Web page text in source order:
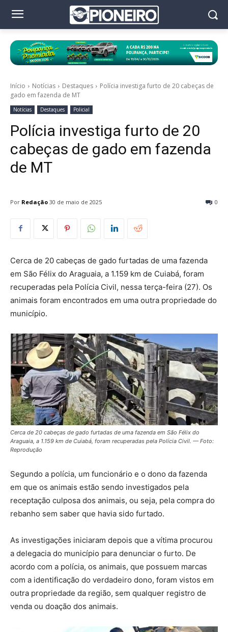
Início Notícias Destaques
Polícia investiga furto de 20 cabeças de
gado em fazenda de MT
Notícias Destaques Policial
Polícia investiga furto de 20
cabeças de gado em fazenda
de MT
Por Redação 0
30 de maio de 2025
Cerca de 20 cabeças de gado furtadas de uma fazenda
em São Félix do Araguaia, a 1.159 km de Cuiabá, foram
recuperadas pela Polícia Civil, nessa terça-feira (27). Os
animais foram encontrados em uma outra propriedade do
município.
Cerca de 20 cabeças de gado furtadas de uma fazenda em São Félix do
Araguaia, a 1.159 km de Cuiabá, foram recuperadas pela Polícia Civil. — Foto:
Reprodução
Segundo a polícia, um funcionário e o dono da fazenda
em que os animais estão sendo investigados pela
receptação culposa dos animais, ou seja, pela compra do
rebanho sem saber que havia sido furtado.
As investigações iniciaram depois que a vítima procurou
a delegacia do município para denunciar o furto. De
acordo com a polícia, os animais, que possuem marcas
com a identificação do verdadeiro dono, foram vistos em
outra propriedade da região, sem qualquer registro de
venda ou doação dos animais.